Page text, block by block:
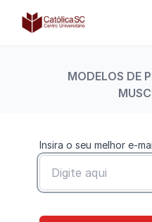
Católica SC | Experts
MODELOS DE
Insira o seu melhor e-